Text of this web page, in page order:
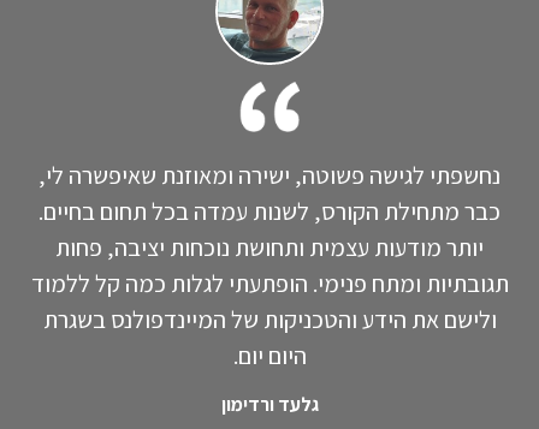
נחשפתי לגישה פשוטה, ישירה ומאוזנת שאיפשרה לי,
כבר מתחילת הקורס, לשנות עמדה בכל תחום בחיים.
יותר מודעות עצמית ותחושת נוכחות יציבה, פחות
תגובתיות ומתח פנימי. הופתעתי לגלות כמה קל ללמוד
ולישם את הידע והטכניקות של המיינדפולנס בשגרת
היום יום.
גלעד ורדימון